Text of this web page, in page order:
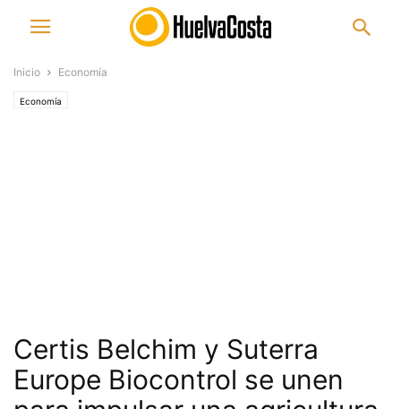
Inicio Economía
Economía
Certis Belchim y Suterra
Europe Biocontrol se unen